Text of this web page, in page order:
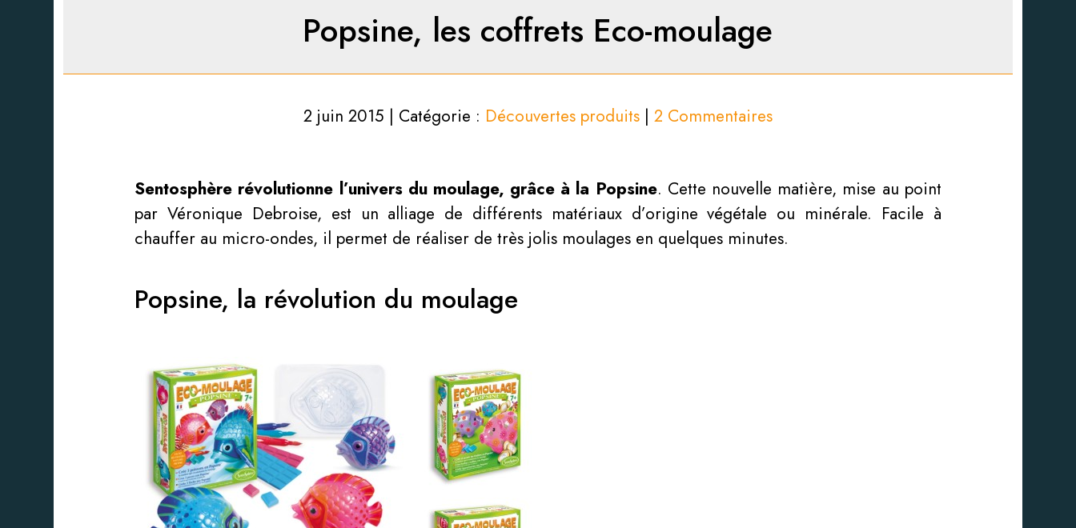
Popsine, les coffrets Eco-moulage
2 juin 2015 | Catégorie : Découvertes produits| 2 Commentaires
Sentosphère révolutionne l’univers du moulage, grâce à la Popsine. Cette nouvelle matière, mise au point
par Véronique Debroise, est un alliage de différents matériaux d’origine végétale ou minérale. Facile à
chauffer au micro-ondes, il permet de réaliser de très jolis moulages en quelques minutes.
Popsine, la révolution du moulage